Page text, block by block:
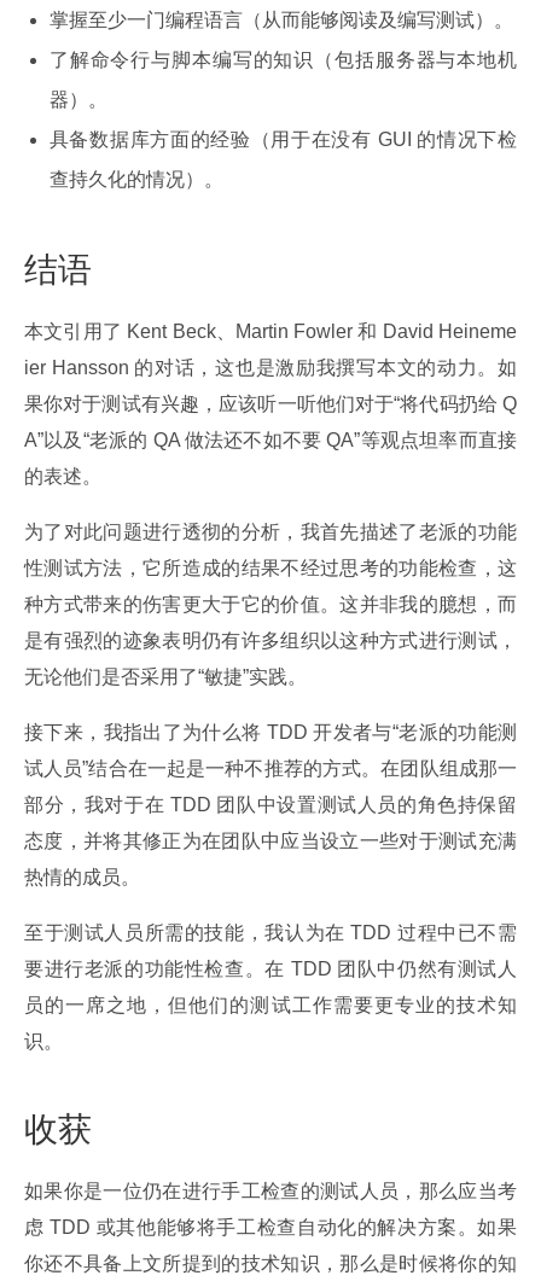
掌握至少一门编程语言（从而能够阅读及编写测试）。
了解命令行与脚本编写的知识（包括服务器与本地机
器）。
具备数据库方面的经验（用于在没有 GUI 的情况下检
查持久化的情况）。
结语
本文引用了 Kent Beck、Martin Fowler 和 David Heineme
ier Hansson 的对话，这也是激励我撰写本文的动力。如
果你对于测试有兴趣，应该听一听他们对于“将代码扔给 Q
A”以及“老派的 QA 做法还不如不要 QA”等观点坦率而直接
的表述。
为了对此问题进行透彻的分析，我首先描述了老派的功能
性测试方法，它所造成的结果不经过思考的功能检查，这
种方式带来的伤害更大于它的价值。这并非我的臆想，而
是有强烈的迹象表明仍有许多组织以这种方式进行测试，
无论他们是否采用了“敏捷”实践。
接下来，我指出了为什么将 TDD 开发者与“老派的功能测
试人员”结合在一起是一种不推荐的方式。在团队组成那一
部分，我对于在 TDD 团队中设置测试人员的角色持保留
态度，并将其修正为在团队中应当设立一些对于测试充满
热情的成员。
至于测试人员所需的技能，我认为在 TDD 过程中已不需
要进行老派的功能性检查。在 TDD 团队中仍然有测试人
员的一席之地，但他们的测试工作需要更专业的技术知
识。
收获
如果你是一位仍在进行手工检查的测试人员，那么应当考
虑 TDD 或其他能够将手工检查自动化的解决方案。如果
你还不具备上文所提到的技术知识，那么是时候将你的知